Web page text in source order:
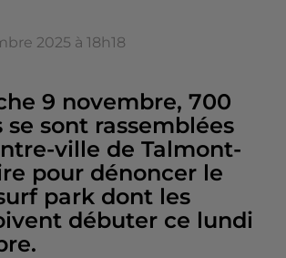
2025 à 18h18
9 novembre, 700
se sont rassemblées
ville de Talmont-
pour dénoncer le
park dont les
débuter ce lundi